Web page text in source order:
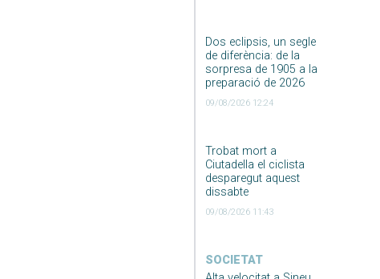
Dos eclipsis, un segle
de diferència: de la
sorpresa de 1905 a la
preparació de 2026
09/08/2026 12:24
Trobat mort a
Ciutadella el ciclista
desparegut aquest
dissabte
09/08/2026 11:43
SOCIETAT